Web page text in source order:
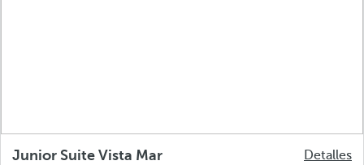
Junior Suite Vista Mar
Detalles